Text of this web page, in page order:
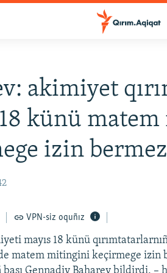
akimiyet
18 künü
izin bermez
VPN-siz oquñız
mayıs 18 künü
matem mitingini keçirmege izin